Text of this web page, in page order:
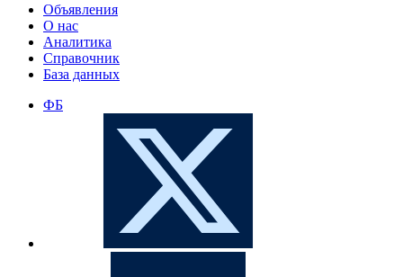
Объявления
О нас
Аналитика
Справочник
База данных
ФБ